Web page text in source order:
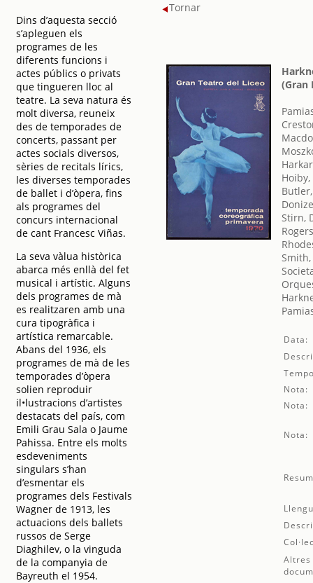
Dins d’aquesta secció
s’apleguen els
programes de les
diferents funcions i
actes públics o privats
que tingueren lloc al
teatre. La seva natura és
molt diversa, reuneix
des de temporades de
concerts, passant per
actes socials diversos,
sèries de recitals lírics,
les diverses temporades
de ballet i d’òpera, fins
als programes del
concurs internacional
de cant Francesc Viñas.
La seva vàlua històrica
abarca més enllà del fet
musical i artístic. Alguns
dels programes de mà
es realitzaren amb una
cura tipogràfica i
artística remarcable.
Abans del 1936, els
programes de mà de les
temporades d’òpera
solien reproduir
il•lustracions d’artistes
destacats del país, com
Emili Grau Sala o Jaume
Pahissa. Entre els molts
esdeveniments
singulars s’han
d’esmentar els
programes dels Festivals
Wagner de 1913, les
actuacions dels ballets
russos de Serge
Diaghilev, o la vinguda
de la companyia de
Bayreuth el 1954.
Tornar
(Gran
Hoiby,
Stirn,
Smith,
Data:
Nota:
Nota:
Nota:
Altres